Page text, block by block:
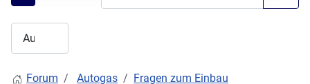
Forum Autogas
Fragen zum Einbau